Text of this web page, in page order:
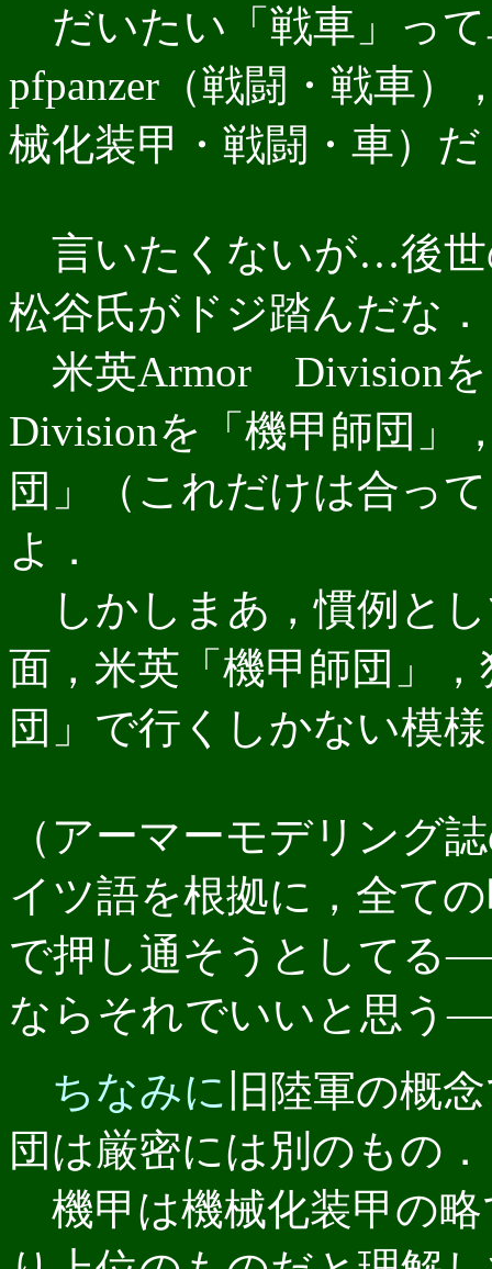
だいたい「戦車」って
pfpanzer（戦闘・戦車）
械化装甲・戦闘・車）だ
言いたくないが…後世
松谷氏がドジ踏んだな．
米英Armor Divisionを
Divisionを「機甲師団」
団」（これだけは合っ
よ．
しかしまあ，慣例と
面，米英「機甲師団」
団」で行くしかない模
（アーマーモデリング
イツ語を根拠に，全て
で押し通そうとしてる
ならそれでいいと思う
ちなみに 旧陸軍の概
団は厳密には別のもの．
機甲は機械化装甲の